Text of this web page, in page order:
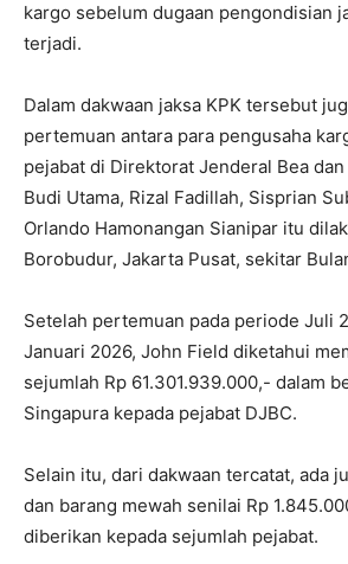
kargo sebelum dugaan pengondisian
terjadi.
Dalam dakwaan jaksa KPK tersebut
pertemuan antara para pengusaha
pejabat di Direktorat Jenderal Bea
Budi Utama, Rizal Fadillah, Sisprian
Orlando Hamonangan Sianipar itu
Borobudur, Jakarta Pusat, sekitar
Setelah pertemuan pada periode Juli
Januari 2026, John Field diketahui
sejumlah Rp 61.301.939.000,- dalam
Singapura kepada pejabat DJBC.
Selain itu, dari dakwaan tercatat, ada
dan barang mewah senilai Rp
diberikan kepada sejumlah pejabat.